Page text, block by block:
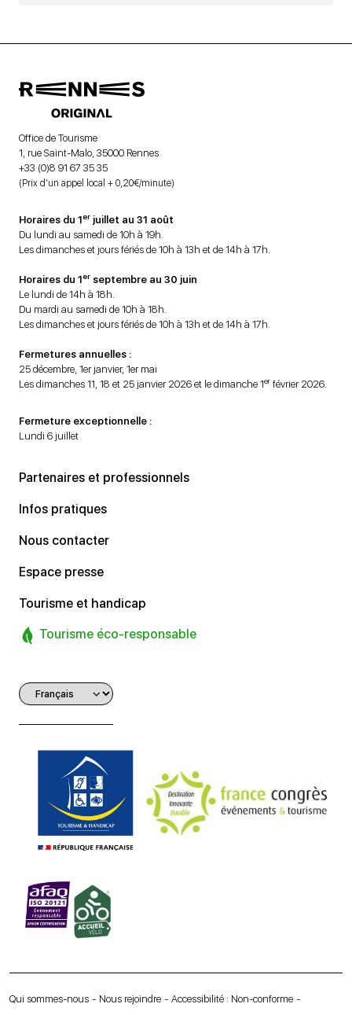
Office de Tourisme
1, rue Saint-Malo, 35000 Rennes
+33 (0)8 91 67 35 35
(Prix d’un appel local + 0,20€/minute)
Horaires du 1er juillet au 31 août
Du lundi au samedi de 10h à 19h.
Les dimanches et jours fériés de 10h à 13h et de 14h à 17h.
Horaires du 1er septembre au 30 juin
Le lundi de 14h à 18h.
Du mardi au samedi de 10h à 18h.
Les dimanches et jours fériés de 10h à 13h et de 14h à 17h.
Fermetures annuelles :
25 décembre, 1er janvier, 1er mai
Les dimanches 11, 18 et 25 janvier 2026 et le dimanche 1er février 2026.
Fermeture exceptionnelle :
Lundi 6 juillet
Partenaires et professionnels
Infos pratiques
Nous contacter
Espace presse
Tourisme et handicap
Tourisme éco-responsable
Qui sommes-nous Nous rejoindre
Accessibilité : Non-conforme